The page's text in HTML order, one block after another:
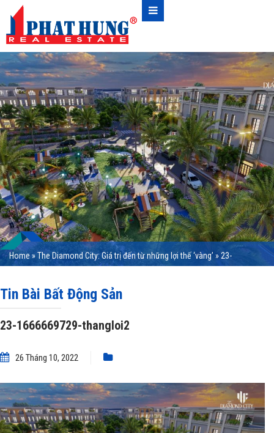
Home »The Diamond City: Giá trị đến từ những lợi thế ‘vàng’ »23-
Tin Bài Bất Động Sản
23-1666669729-thangloi2
26 Tháng 10, 2022